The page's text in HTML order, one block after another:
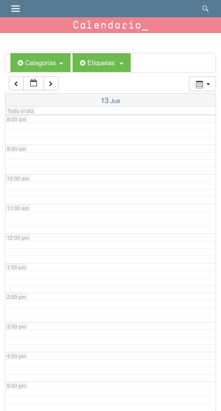
Calendario
Categorías Etiquetas:
13 Jue
Todo el día
6:00 am
7:00 am
8:00 am
9:00 am
10:00 am
11:00 am
12:00 pm
1:00 pm
2:00 pm
3:00 pm
4:00 pm
5:00 pm